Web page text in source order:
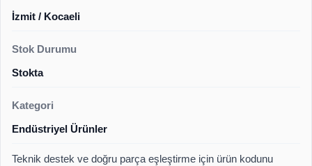
İzmit / Kocaeli
Stok Durumu
Stokta
Kategori
Endüstriyel Ürünler
Teknik destek ve doğru parça eşleştirme için ürün kodunu